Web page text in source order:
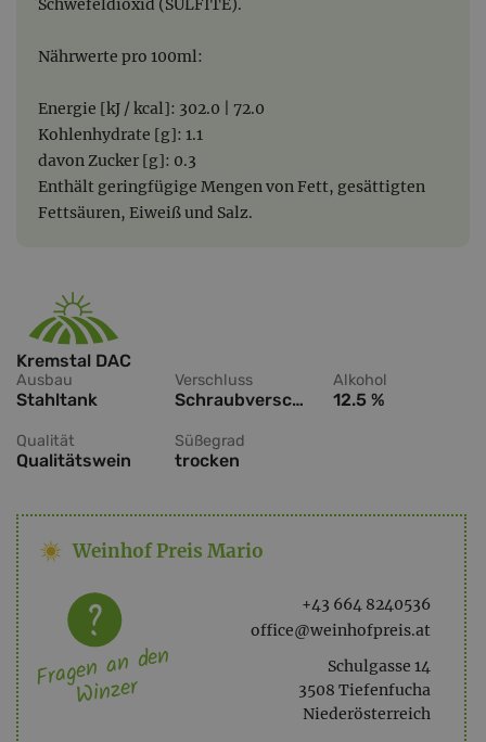
Nährwerte pro 100ml:
Energie [kJ / kcal]: 302.0 | 72.0
Kohlenhydrate [g]: 1.1
davon Zucker [g]: 0.3
Enthält geringfügige Mengen von Fett, gesättigten
Fettsäuren, Eiweiß und Salz.
Kremstal DAC
Ausbau
Stahltank
Verschluss
Schraubverschluss
Alkohol
12.5 %
Qualität
Qualitätswein
Süßegrad
trocken
Weinhof Preis Mario
+43 664 8240536
office@weinhofpreis.at
Schulgasse 14
3508 Tiefenfucha
Niederösterreich
Fragen an den
Winzer